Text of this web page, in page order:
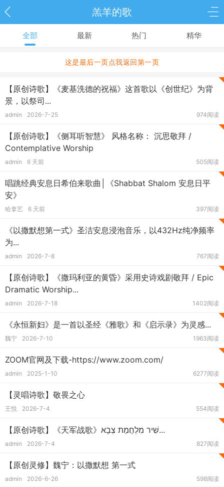
羔羊的歌
全部 最新 热门 精华
这是最后一页点我返回第一页
【原创诗歌】《麦基洗德的祝福》这首歌以《创世纪》为背
景，以祭司...
admin 2026-7-25 974阅读
【原创诗歌】《侧耳听智慧》 风格名称： 沉思敬拜 /
Contemplative Worship
admin 6 天前 505阅读
唱跳经典安息日希伯来歌曲│《Shabbat Shalom 安息日平
安》
哈拿艺 6 天前 397阅读
《以撒默想第一式》圣洁安息浸泡音乐，以432Hz纯净频率
为...
admin 2026-7-8 767阅读
【原创诗歌】《撒玛利亚的黄昏》采用史诗戏剧敬拜 / Epic
Dramatic Worship...
admin 2026-7-18 1402阅读
《永恒新妇》是一首以圣经《雅歌》和《启示录》为灵感...
魏宁 2026-7-10 1963阅读
ZOOM官网及下载-https://www.zoom.com/
admin 2025-1-10 6277阅读
【灵唱诗歌】敬畏之心
王悦 2026-7-4 554阅读
【原创诗歌】《天军战歌》שִׁיר מִלְחֲמַת צְבָא...
admin 2026-7-4 827阅读
【原创灵修】魏宁：以撒默想 第一式
admin 2026-6-26 598阅读